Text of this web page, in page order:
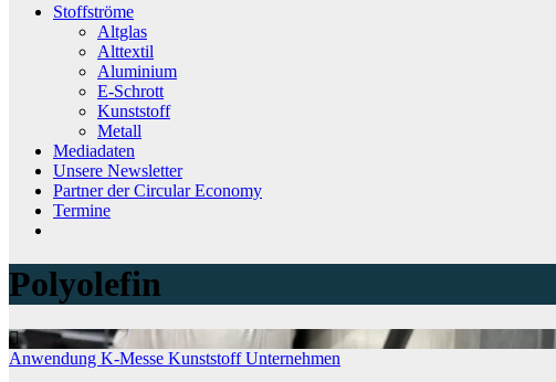
Stoffströme
Altglas
Alttextil
Aluminium
E-Schrott
Kunststoff
Metall
Mediadaten
Unsere Newsletter
Partner der Circular Economy
Termine
Polyolefin
Anwendung K-Messe KunststoffUnternehmen